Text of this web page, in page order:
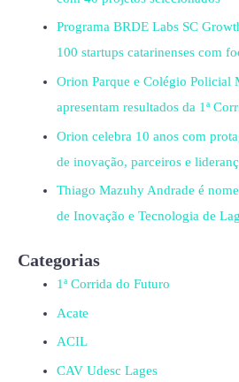
Programa BRDE Labs SC
100 startups catarinenses com
Orion Parque e Colégio Policial
apresentam resultados da 1ª
Orion celebra 10 anos com
de inovação, parceiros e
Thiago Mazuhy Andrade é
de Inovação e Tecnologia de
Categorias
1ª Corrida do Futuro
Acate
ACIL
CAV Udesc Lages